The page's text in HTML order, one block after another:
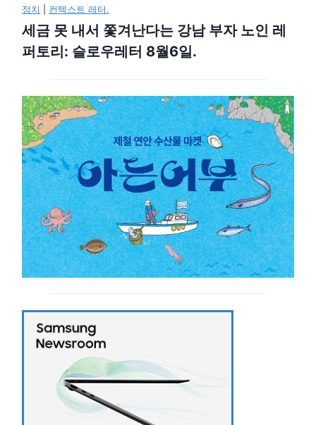
정치 컨텍스트 레터.
세금 못 내서 쫓겨난다는 강남 부자 노인 레
퍼토리: 슬로우레터 8월6일.